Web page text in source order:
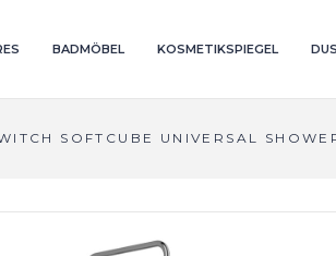
BADMÖBEL KOSMETIKSPIEGEL
SOFTCUBE UNIVERSAL